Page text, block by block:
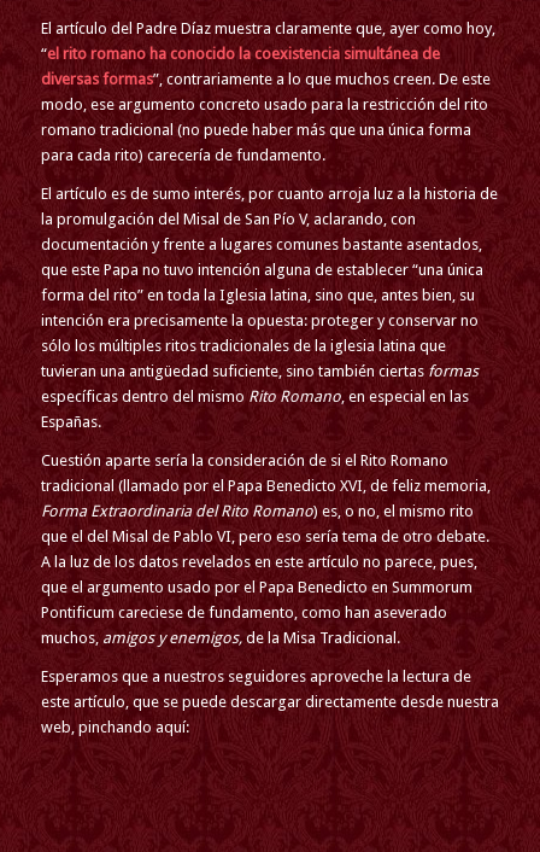
El artículo del Padre Díaz muestra claramente que, ayer como hoy,
“el rito romano ha conocido la coexistencia simultánea de
diversas formas”, contrariamente a lo que muchos creen. De este
modo, ese argumento concreto usado para la restricción del rito
romano tradicional (no puede haber más que una única forma
para cada rito) carecería de fundamento.
El artículo es de sumo interés, por cuanto arroja luz a la historia de
la promulgación del Misal de San Pío V, aclarando, con
documentación y frente a lugares comunes bastante asentados,
que este Papa no tuvo intención alguna de establecer “una única
forma del rito” en toda la Iglesia latina, sino que, antes bien, su
intención era precisamente la opuesta: proteger y conservar no
sólo los múltiples ritos tradicionales de la iglesia latina que
tuvieran una antigüedad suficiente, sino también ciertas formas
específicas dentro del mismo Rito Romano, en especial en las
Españas.
Cuestión aparte sería la consideración de si el Rito Romano
tradicional (llamado por el Papa Benedicto XVI, de feliz memoria,
Forma Extraordinaria del Rito Romano) es, o no, el mismo rito
que el del Misal de Pablo VI, pero eso sería tema de otro debate.
A la luz de los datos revelados en este artículo no parece, pues,
que el argumento usado por el Papa Benedicto en Summorum
Pontificum careciese de fundamento, como han aseverado
muchos, amigos y enemigos, de la Misa Tradicional.
Esperamos que a nuestros seguidores aproveche la lectura de
este artículo, que se puede descargar directamente desde nuestra
web, pinchando aquí: